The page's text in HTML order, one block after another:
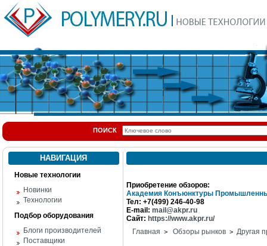
ПОИСК
НАВИГАЦИЯ
Новые технологии
Новинки
Технологии
Подбор оборудования
Блоги производителей
Поставщики
Приобретение обзоров:
Академия Конъюнктуры
Тел: +7(499) 246-40-98
E-mail: mail@akpr.ru
Сайт: https://www.akpr.ru/
Главная > Обзоры рынков > Другая